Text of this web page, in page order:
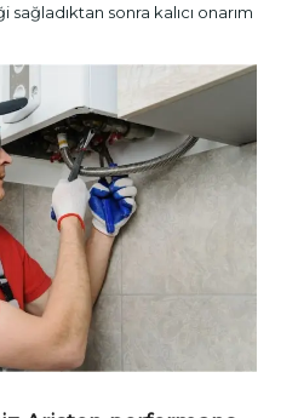
sonra kalıcı onarım